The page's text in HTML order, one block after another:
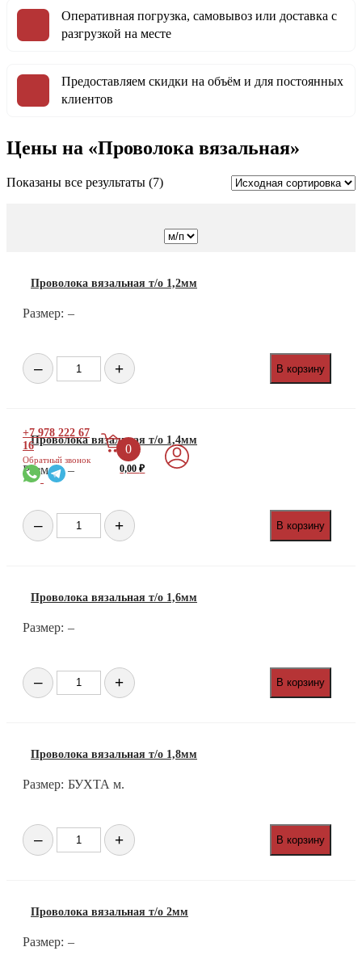
+7 978 222 67
16
Обратный звонок
0
0,00₽
Оперативная погрузка, самовывоз или доставка с
разгрузкой на месте
Предоставляем скидки на объём и для постоянных
клиентов
Цены на «Проволока вязальная»
Показаны все результаты (7)
Проволока вязальная т/о 1,2мм
Размер: –
–
Количество
товара
о
1,2мм
+ В корзину
Проволока вязальная т/о 1,4мм
Размер: –
–
Количество
товара
1,4мм
+ В корзину
Проволока вязальная т/о 1,6мм
Размер: –
–
Количество
товара
о
1,6мм
+ В корзину
Проволока вязальная т/о 1,8мм
Размер: БУХТА м.
–
Количество
товара
1,8мм
+ В корзину
Проволока вязальная т/о 2мм
Размер: –